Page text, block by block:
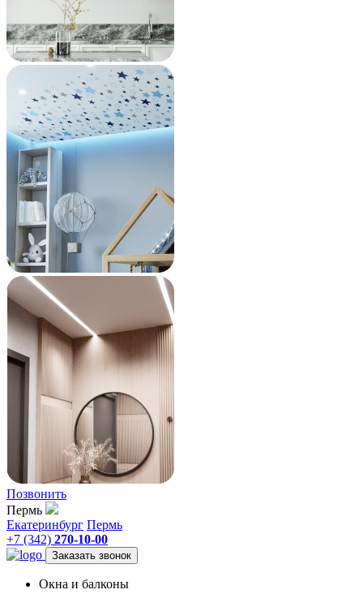
Позвонить
Пермь
Екатеринбург Пермь
+7 (342) 270-10-00
Заказать звонок
Окна и балконы